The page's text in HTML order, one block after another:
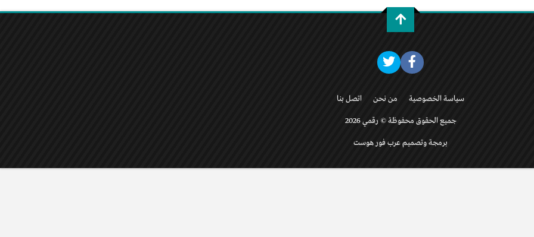
سياسة الخصوصية من نحن اتصل بنا
جميع الحقوق محفوظة © رقمي 2026
برمجة وتصميم عرب فور هوست